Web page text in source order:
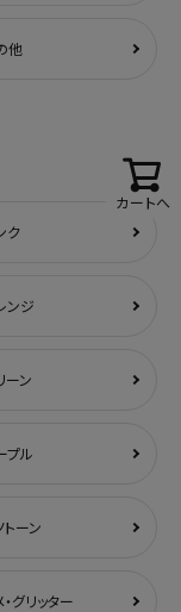
他
ク
ンジ
ーン
プル
トーン
・グリッター
カートへ